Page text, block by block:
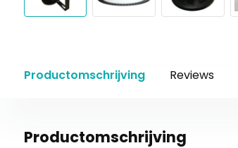
Productomschrijving Reviews
Productomschrijving